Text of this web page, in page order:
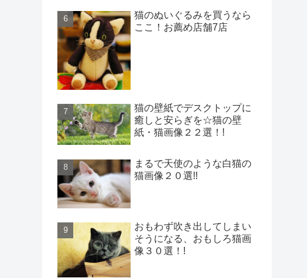
猫のぬいぐるみを買うなら
ここ！お薦め店舗7店
猫の壁紙でデスクトップに
癒しと安らぎを☆猫の壁
紙・猫画像２２選！!
まるで天使のような白猫の
猫画像２０選!!
おもわず吹き出してしまい
そうになる、おもしろ猫画
像３０選！!